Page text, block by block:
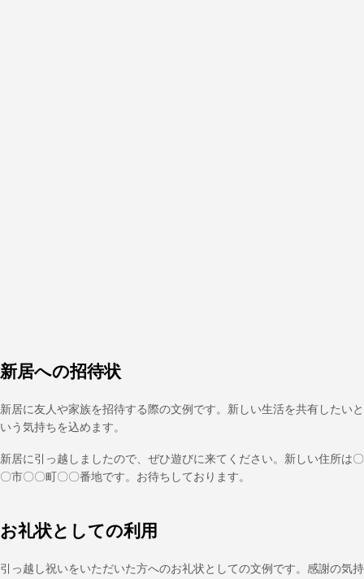
新居への招待状
新居に友人や家族を招待する際の文例です。新しい生活を共有したいと
いう気持ちを込めます。
新居に引っ越しましたので、ぜひ遊びに来てください。新しい住所は〇
〇市〇〇町〇〇番地です。お待ちしております。
お礼状としての利用
引っ越し祝いをいただいた方へのお礼状としての文例です。感謝の気持